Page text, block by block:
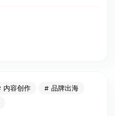
内容创作
品牌出海